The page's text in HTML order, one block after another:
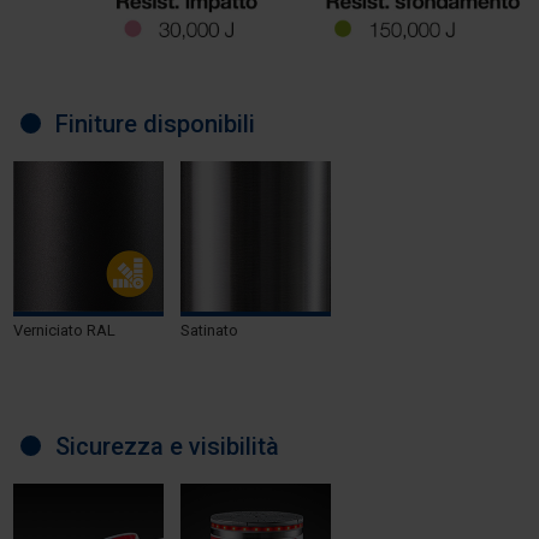
Finiture disponibili
Verniciato RAL Satinato
Sicurezza e visibilità